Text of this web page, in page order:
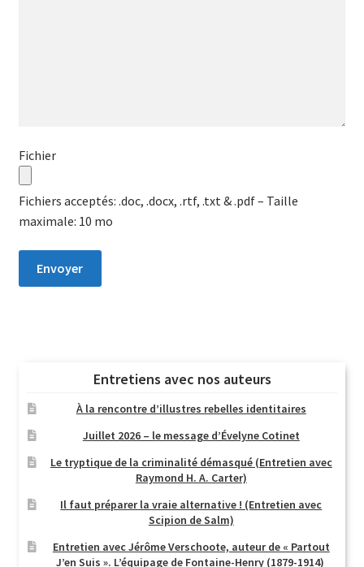
Fichier
Fichiers acceptés: .doc, .docx, .rtf, .txt & .pdf – Taille
maximale: 10 mo
Entretiens avec nos auteurs
À la rencontre d’illustres rebelles identitaires
Juillet 2026 – le message d’Évelyne Cotinet
Le tryptique de la criminalité démasqué (Entretien avec
Raymond H. A. Carter)
Il faut préparer la vraie alternative ! (Entretien avec
Scipion de Salm)
Entretien avec Jérôme Verschoote, auteur de « Partout
J’en Suis ». L’équipage de Fontaine-Henry (1879-1914)